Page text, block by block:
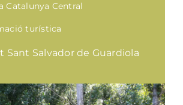
Catalunya Central
turística
Salvador de Guardiola